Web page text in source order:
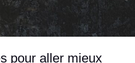
pour aller mieux